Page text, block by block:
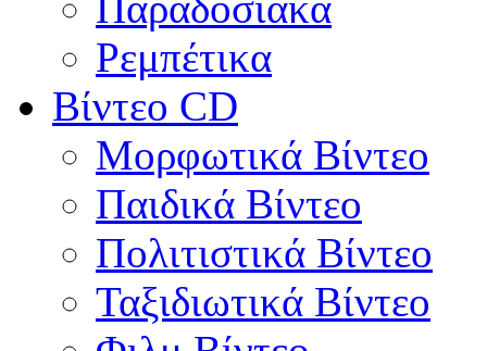
Ρεμπέτικα
Βίντεο CD
Μορφωτικά Βίντεο
Παιδικά Βίντεο
Πολιτιστικά Βίντεο
Ταξιδιωτικά Βίντεο